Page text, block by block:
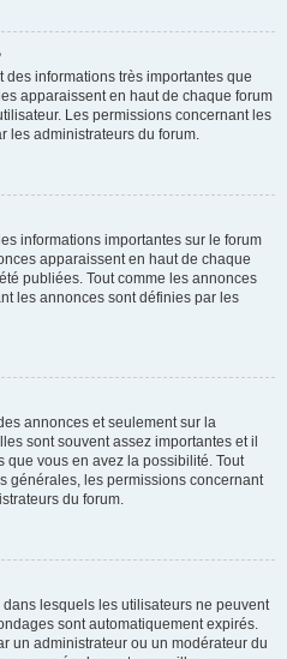
informations très importantes que
apparaissent en haut de chaque forum
Les permissions concernant les
les administrateurs du forum.
informations importantes sur le forum
apparaissent en haut de chaque
publiées. Tout comme les annonces
les annonces sont définies par les
annonces et seulement sur la
sont souvent assez importantes et il
que vous en avez la possibilité. Tout
générales, les permissions concernant
du forum.
lesquels les utilisateurs ne peuvent
sont automatiquement expirés.
un administrateur ou un modérateur du